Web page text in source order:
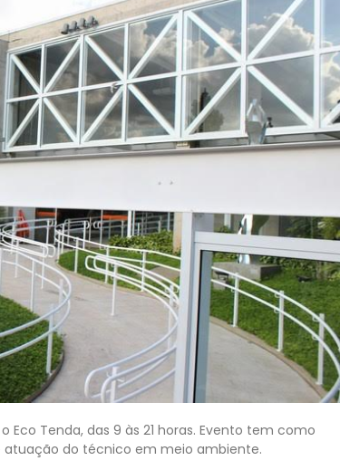
Eco Tenda, das 9 às 21 horas. Evento tem como
atuação do técnico em meio ambiente.